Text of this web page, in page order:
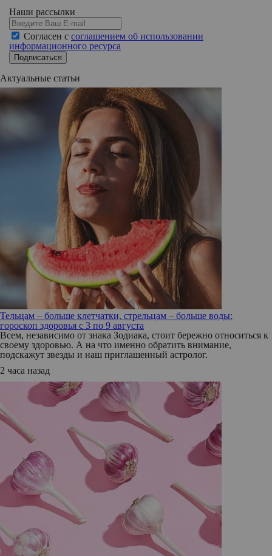
Наши рассылки
Согласен с соглашением об использовании
информационного ресурса
Подписаться
Актуальные статьи
Тельцам – больше клетчатки, стрельцам – больше воды:
гороскоп здоровья с 3 по 9 августа
Всем, независимо от знака Зодиака, стоит бережно относиться к
своему здоровью. А на что именно обратить внимание,
подскажут звезды и наш приглашенный астролог.
2 часа назад